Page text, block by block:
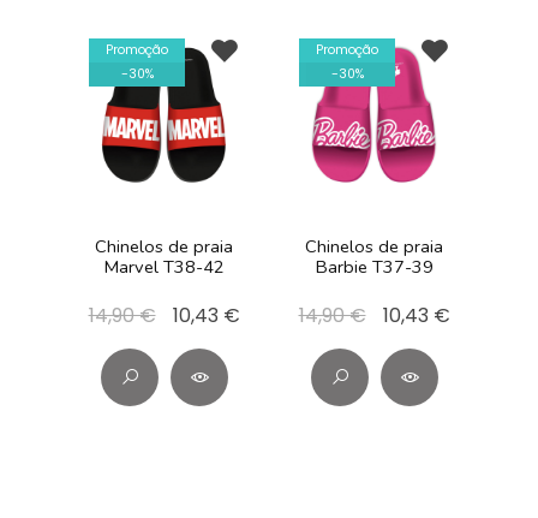
Promoção
-30%
Chinelos de praia
Marvel T38-42
14,90 € 10,43 €
Promoção
-30%
Chinelos de praia
Barbie T37-39
14,90 € 10,43 €